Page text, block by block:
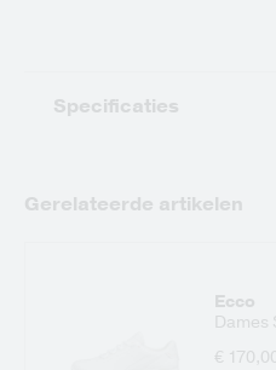
Specificaties
Gerelateerde artikelen
Ecco
Dames
€